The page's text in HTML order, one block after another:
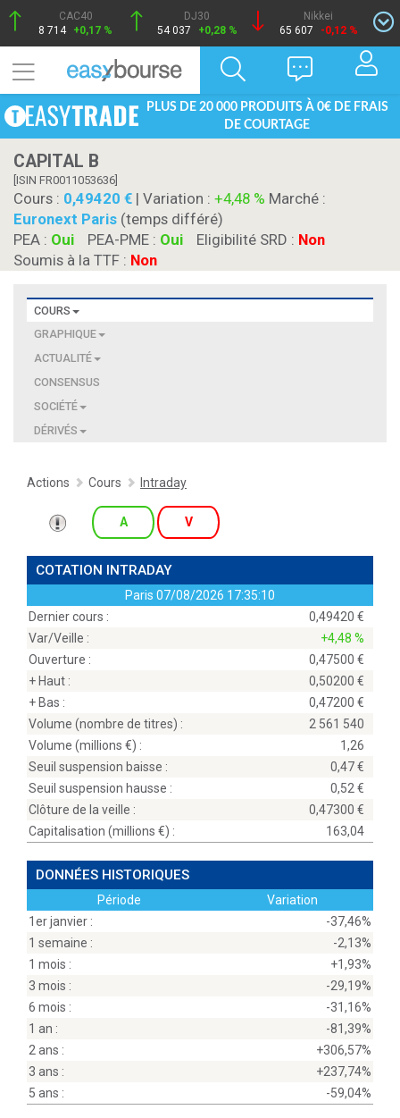
CAC40
8 714 +0,17 %
DJ30
54 037
+0,28 %
Nikkei
65 607
-0,12 %
PLUS DE 20 000 PRODUITS À 0€ DE FRAIS
DE COURTAGE
CAPITAL B
[ISIN FR0011053636]
Cours : 0,49420 | Variation : +4,48 % Marché :
Euronext Paris (temps différé)
PEA : Oui PEA-PME : Oui Eligibilité SRD : Non
Soumis à la TTF : Non
COURS
GRAPHIQUE
ACTUALITÉ
CONSENSUS
SOCIÉTÉ
DÉRIVÉS
Actions Cours Intraday
A V
COTATION INTRADAY
Paris 07/08/2026 17:35:10
Dernier cours :
0,49420
Var/Veille :
+4,48 %
Ouverture :
0,47500
+ Haut :
0,50200
+ Bas :
0,47200
Volume (nombre de titres) :
2 561 540
Volume (millions
) :
1,26
Seuil suspension baisse :
0,47
Seuil suspension hausse :
0,52
Clôture de la veille :
0,47300
Capitalisation (millions
) : 163,04
DONNÉES HISTORIQUES
Période
Variation
1er janvier :
-37,46%
1 semaine :
-2,13%
1 mois :
+1,93%
3 mois :
-29,19%
6 mois :
-31,16%
1 an :
-81,39%
2 ans :
+306,57%
3 ans :
+237,74%
5 ans :
-59,04%